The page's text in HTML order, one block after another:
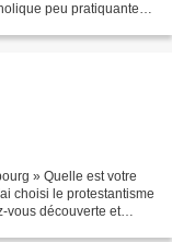
peu pratiquante,
» Quelle est votre
choisi le protestantisme
vous découverte et